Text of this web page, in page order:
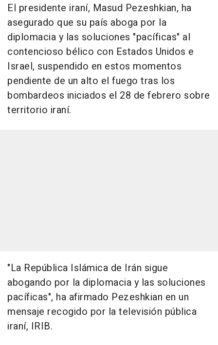
El presidente iraní, Masud Pezeshkian, ha
asegurado que su país aboga por la
diplomacia y las soluciones "pacíficas" al
contencioso bélico con Estados Unidos e
Israel, suspendido en estos momentos
pendiente de un alto el fuego tras los
bombardeos iniciados el 28 de febrero sobre
territorio iraní.
"La República Islámica de Irán sigue
abogando por la diplomacia y las soluciones
pacíficas", ha afirmado Pezeshkian en un
mensaje recogido por la televisión pública
iraní, IRIB.